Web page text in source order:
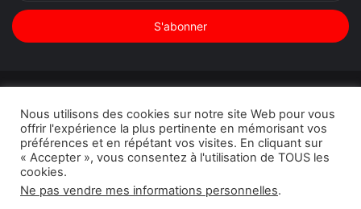
adresse
Email
DeltaPress| ConceptionDoucSoft Technologies
Annonces
Contact Politique de confidentialité
Facebook
TwitterLinkedinYouTubeInstagram
Nous utilisons des cookies sur notre site Web pour vous
offrir l'expérience la plus pertinente en mémorisant vos
préférences et en répétant vos visites. En cliquant sur
« Accepter », vous consentez à l'utilisation de TOUS les
cookies.
Ne pas vendre mes informations personnelles.